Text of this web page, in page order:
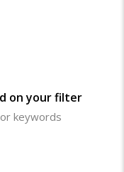
on your filter
keywords